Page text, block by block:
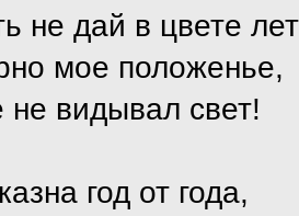
не дай в цвете
мое положенье,
не видывал свет!
год от года,